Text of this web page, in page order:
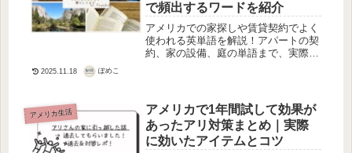
で頻出するワードを紹介
アメリカでの家探しや賃貸契約でよく
使われる英単語を解説！アパートの契
約、家の設備、庭の単語まで、実際の
2025.11.18 ぽめこ
アメリカ生活
アメリカで1年間試して効果が
あったアリ対策まとめ｜実際
に効いたアイテムとコツ